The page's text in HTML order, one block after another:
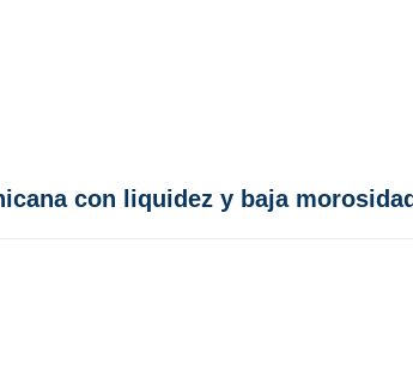
con liquidez y baja